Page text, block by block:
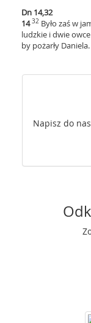
Dn 14,32
14 32 Było zaś w
ludzkie i dwie
by pożarły Daniela.
Napisz do